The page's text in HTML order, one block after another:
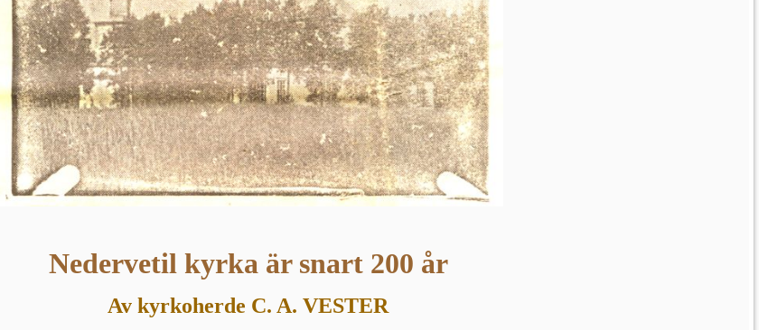
Nedervetil kyrka är snart 200 år
Av kyrkoherde C. A. VESTER